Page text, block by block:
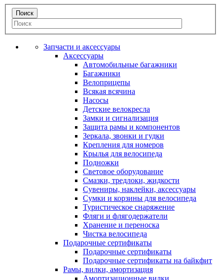
Запчасти и аксессуары
Аксессуары
Автомобильные багажники
Багажники
Велоприцепы
Всякая всячина
Насосы
Детские велокресла
Замки и сигнализация
Защита рамы и компонентов
Зеркала, звонки и гудки
Крепления для номеров
Крылья для велосипеда
Подножки
Световое оборудование
Смазки, тредлоки, жидкости
Сувениры, наклейки, аксессуары
Сумки и корзины для велосипеда
Туристическое снаряжение
Фляги и флягодержатели
Хранение и переноска
Чистка велосипеда
Подарочные сертификаты
Подарочные сертификаты
Подарочные сертификаты на байкфит
Рамы, вилки, амортизация
Амортизационные вилки